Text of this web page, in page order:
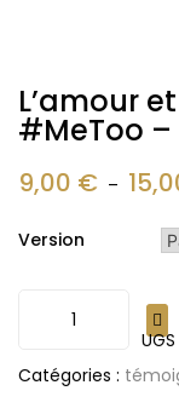
L’amour
#MeToo –
9,00 € –
Version
UGS
Catégories :